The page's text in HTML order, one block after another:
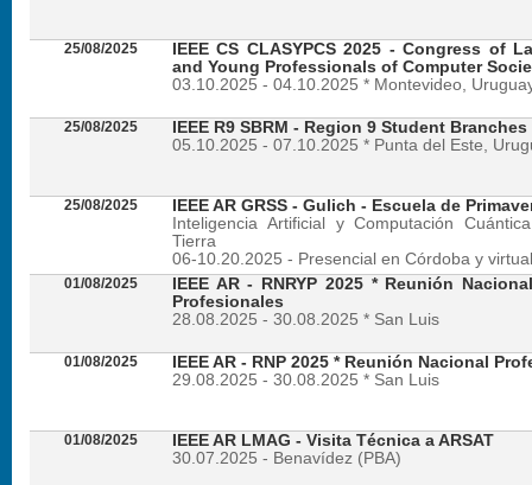
25/08/2025
IEEE CS CLASYPCS 2025 - Congress of
and Young Professionals of Computer
03.10.2025 - 04.10.2025 * Montevideo,
25/08/2025
IEEE R9 SBRM - Region 9 Student
05.10.2025 - 07.10.2025 * Punta del Este,
25/08/2025
IEEE AR GRSS - Gulich - Escuela de
Inteligencia Artificial y Computación
Tierra
06-10.20.2025 - Presencial en Córdoba y virtual
01/08/2025
IEEE AR - RNRYP 2025 * Reunión
Profesionales
28.08.2025 - 30.08.2025 * San Luis
01/08/2025
IEEE AR - RNP 2025 * Reunión Nacional
29.08.2025 - 30.08.2025 * San Luis
01/08/2025
IEEE AR LMAG - Visita Técnica a ARSAT
30.07.2025 - Benavídez (PBA)